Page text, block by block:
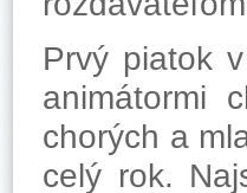
Prvý piatok
animátormi
chorých a
celý rok.